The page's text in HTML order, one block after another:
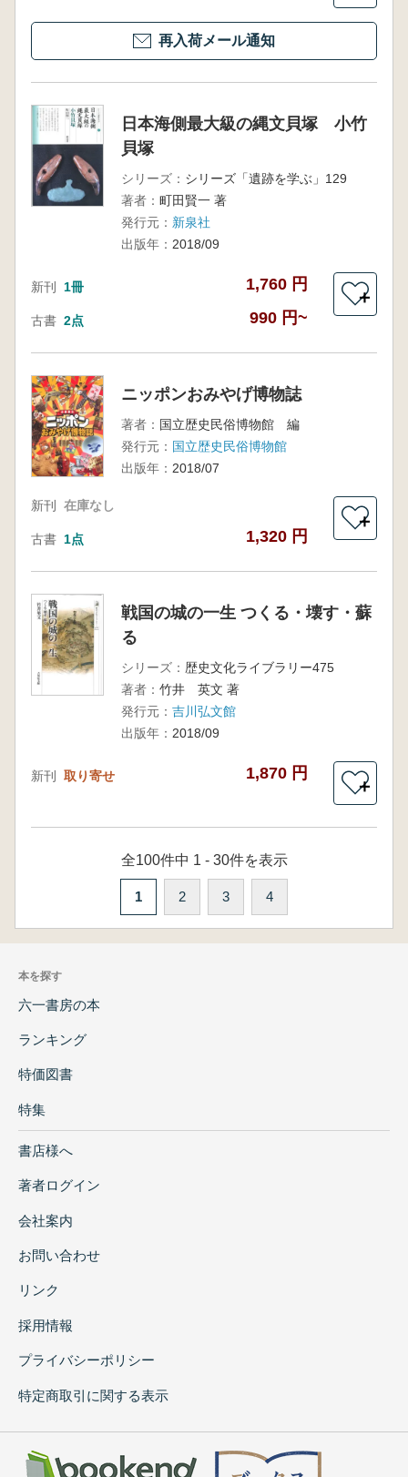
再入荷メール通知
日本海側最大級の縄文貝塚 小竹
貝塚
シリーズ： シリーズ「遺跡を学ぶ」129
著者： 町田賢一 著
発行元： 新泉社
出版年： 2018/09
新刊 1冊 1,760 円
古書 2点 990 円~
＋
ニッポンおみやげ博物誌
著者： 国立歴史民俗博物館 編
発行元： 国立歴史民俗博物館
出版年： 2018/07
新刊 在庫なし
古書 1点 1,320 円
＋
戦国の城の一生 つくる・壊す・蘇
る
シリーズ： 歴史文化ライブラリー475
著者： 竹井 英文 著
発行元： 吉川弘文館
出版年： 2018/09
新刊 取り寄せ 1,870 円
＋
全100件中 1 - 30件を表示
1 2 3 4
本を探す
六一書房の本
ランキング
特価図書
特集
書店様へ
著者ログイン
会社案内
お問い合わせ
リンク
採用情報
プライバシーポリシー
特定商取引に関する表示